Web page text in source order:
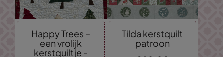
Happy Trees –
een vrolijk
kerstquiltje -
Tilda kerstquilt
patroon